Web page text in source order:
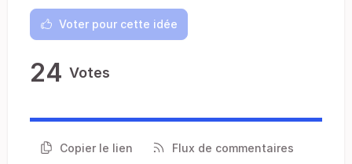
Voter pour cette idée
24 Votes
Copier le lien Flux de commentaires